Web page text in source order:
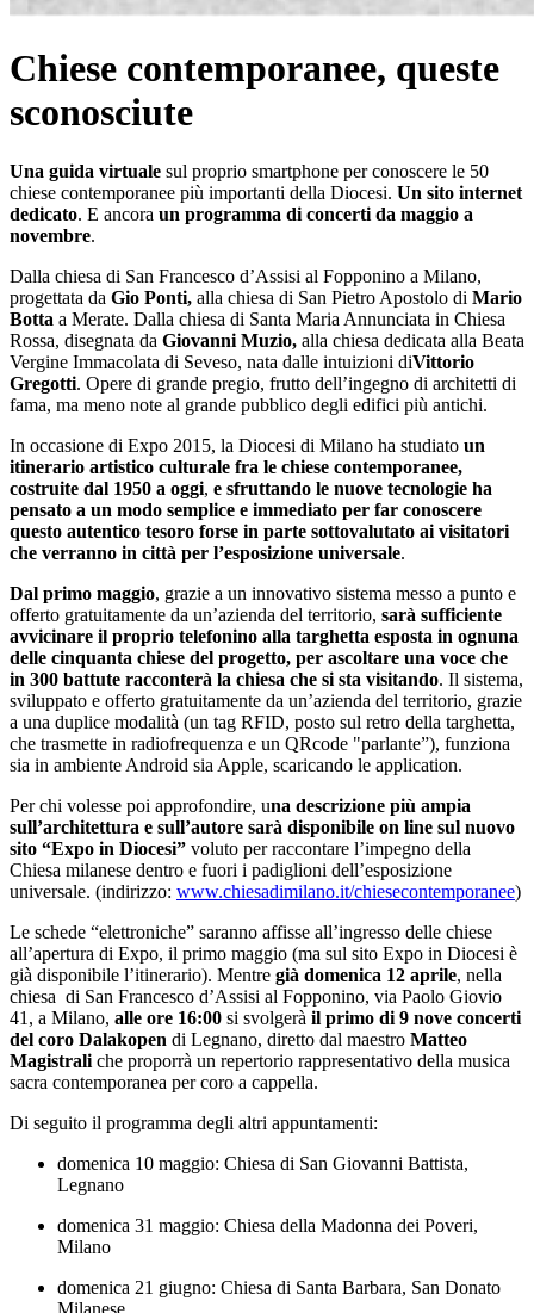
Chiese contemporanee, queste
sconosciute
Una guida virtuale sul proprio smartphone per conoscere le 50
chiese contemporanee più importanti della Diocesi. Un sito internet
dedicato. E ancora un programma di concerti da maggio a
novembre.
Dalla chiesa di San Francesco d’Assisi al Fopponino a Milano,
progettata da Gio Ponti, alla chiesa di San Pietro Apostolo di Mario
Botta a Merate. Dalla chiesa di Santa Maria Annunciata in Chiesa
Rossa, disegnata da Giovanni Muzio, alla chiesa dedicata alla Beata
Vergine Immacolata di Seveso, nata dalle intuizioni diVittorio
Gregotti. Opere di grande pregio, frutto dell’ingegno di architetti di
fama, ma meno note al grande pubblico degli edifici più antichi.
In occasione di Expo 2015, la Diocesi di Milano ha studiato un
itinerario artistico culturale fra le chiese contemporanee,
costruite dal 1950 a oggi, e sfruttando le nuove tecnologie ha
pensato a un modo semplice e immediato per far conoscere
questo autentico tesoro forse in parte sottovalutato ai visitatori
che verranno in città per l’esposizione universale.
Dal primo maggio, grazie a un innovativo sistema messo a punto e
offerto gratuitamente da un’azienda del territorio, sarà sufficiente
avvicinare il proprio telefonino alla targhetta esposta in ognuna
delle cinquanta chiese del progetto, per ascoltare una voce che
in 300 battute racconterà la chiesa che si sta visitando. Il sistema,
sviluppato e offerto gratuitamente da un’azienda del territorio, grazie
a una duplice modalità (un tag RFID, posto sul retro della targhetta,
che trasmette in radiofrequenza e un QRcode "parlante”), funziona
sia in ambiente Android sia Apple, scaricando le application.
Per chi volesse poi approfondire, una descrizione più ampia
sull’architettura e sull’autore sarà disponibile on line sul nuovo
sito “Expo in Diocesi” voluto per raccontare l’impegno della
Chiesa milanese dentro e fuori i padiglioni dell’esposizione
universale. (indirizzo: www.chiesadimilano.it/chiesecontemporanee)
Le schede “elettroniche” saranno affisse all’ingresso delle chiese
all’apertura di Expo, il primo maggio (ma sul sito Expo in Diocesi è
già disponibile l’itinerario). Mentre già domenica 12 aprile, nella
chiesa di San Francesco d’Assisi al Fopponino, via Paolo Giovio
41, a Milano, alle ore 16:00 si svolgerà il primo di 9 nove concerti
del coro Dalakopen di Legnano, diretto dal maestro Matteo
Magistrali che proporrà un repertorio rappresentativo della musica
sacra contemporanea per coro a cappella.
Di seguito il programma degli altri appuntamenti:
domenica 10 maggio: Chiesa di San Giovanni Battista,
Legnano
domenica 31 maggio: Chiesa della Madonna dei Poveri,
Milano
domenica 21 giugno: Chiesa di Santa Barbara, San Donato
Milanese